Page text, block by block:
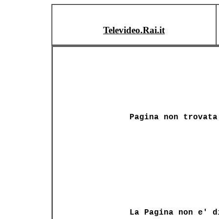
Televideo.Rai.it
Pagina non trovata
La Pagina non e'